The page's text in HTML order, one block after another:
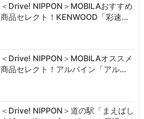
＜Drive! NIPPON＞MOBILAおすすめ
商品セレクト！KENWOOD「彩速…
＜Drive! NIPPON＞MOBILAオススメ
商品セレクト！アルパイン「アル…
＜Drive! NIPPON＞道の駅「まえばし